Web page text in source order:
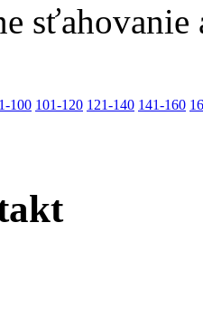
100 101-120 121-140 141-160